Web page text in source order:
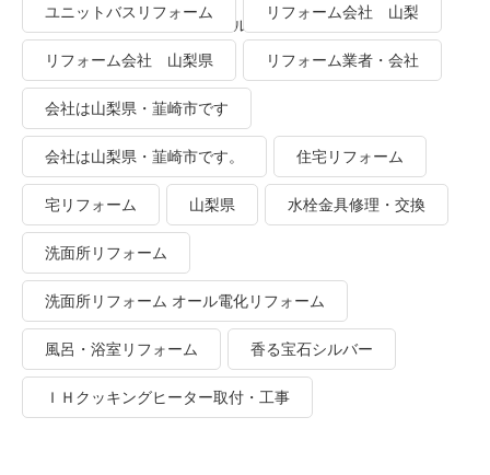
業者・会社 ＴＯＴＯリモデルクラブ
ユニットバスリフォーム リフォーム会社 山梨
リフォーム会社 山梨県 リフォーム業者・会社
会社は山梨県・韮崎市です
会社は山梨県・韮崎市です。 住宅リフォーム
宅リフォーム 山梨県 水栓金具修理・交換
洗面所リフォーム
洗面所リフォーム オール電化リフォーム
風呂・浴室リフォーム 香る宝石シルバー
ＩＨクッキングヒーター取付・工事